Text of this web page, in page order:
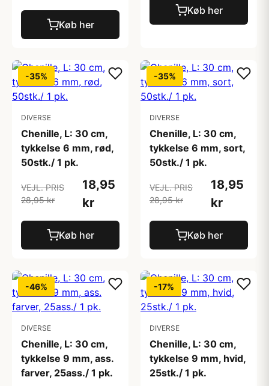
Køb her
Køb her
-35%
DIVERSE
Chenille, L: 30 cm,
tykkelse 6 mm, rød,
50stk./ 1 pk.
VEJL. PRIS
28,95 kr
18,95
kr
Køb her
-35%
DIVERSE
Chenille, L: 30 cm,
tykkelse 6 mm, sort,
50stk./ 1 pk.
VEJL. PRIS
28,95 kr
18,95
kr
Køb her
-46%
DIVERSE
Chenille, L: 30 cm,
tykkelse 9 mm, ass.
farver, 25ass./ 1 pk.
-17%
DIVERSE
Chenille, L: 30 cm,
tykkelse 9 mm, hvid,
25stk./ 1 pk.